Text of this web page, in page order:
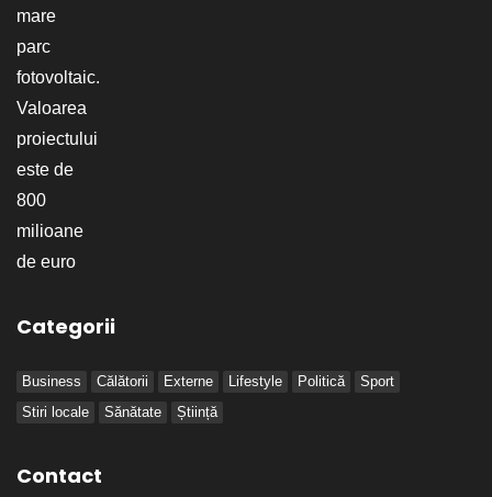
Categorii
Business Călătorii Externe Lifestyle Politică
Sport
Stiri locale
Sănătate Știință
Contact